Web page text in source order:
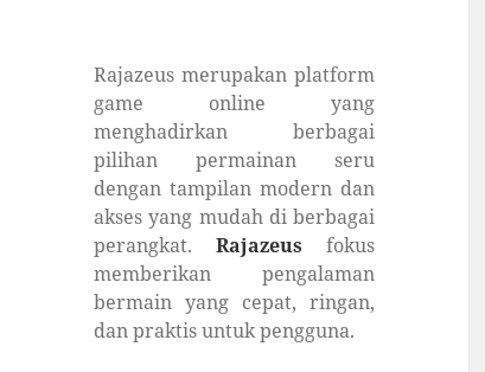
Rajazeus merupakan platform
game online yang
menghadirkan berbagai
pilihan permainan seru
dengan tampilan modern dan
akses yang mudah di berbagai
perangkat.Rajazeus fokus
memberikan pengalaman
bermain yang cepat, ringan,
dan praktis untuk pengguna.